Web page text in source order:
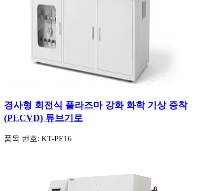
경사형 회전식 플라즈마 강화 화학 기상 증착
(PECVD) 튜브기로
품목 번호: KT-PE16